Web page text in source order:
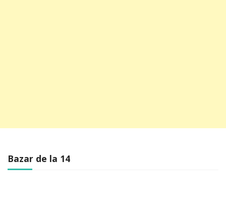
Bazar de la 14